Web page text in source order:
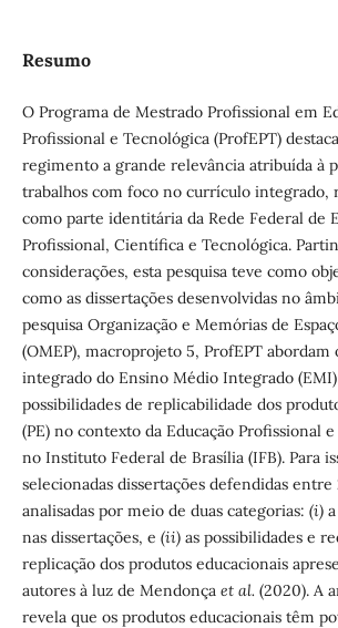
Resumo
O Programa de Mestrado Profissional em
Profissional e Tecnológica (ProfEPT)
regimento a grande relevância atribuída à
trabalhos com foco no currículo integrado,
como parte identitária da Rede Federal de
Profissional, Científica e Tecnológica.
considerações, esta pesquisa teve como
como as dissertações desenvolvidas no
pesquisa Organização e Memórias de
(OMEP), macroprojeto 5, ProfEPT
integrado do Ensino Médio Integrado
possibilidades de replicabilidade dos
(PE) no contexto da Educação Profissional
no Instituto Federal de Brasília (IFB). Para
selecionadas dissertações defendidas
analisadas por meio de duas categorias: (i)a
nas dissertações, e (ii)as possibilidades e
replicação dos produtos educacionais
autores à luz de Mendonça et al. (2020). A
revela que os produtos educacionais têm